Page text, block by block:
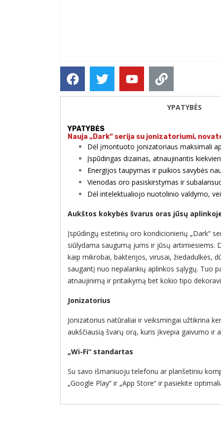
YPATYBĖS
YPATYBĖS
Nauja „Dark“ serija su jonizatoriumi,
Dėl įmontuoto jonizatoriaus maksimali
Įspūdingas dizainas, atnaujinantis
Energijos taupymas ir puikios savybės
Vienodas oro pasiskirstymas ir
Dėl intelektualiojo nuotolinio valdymo,
Aukštos kokybės švarus oras jūsų
Įspūdingų estetinių oro kondicionierių „Dark“
siūlydama saugumą jums ir jūsų
kaip mikrobai, bakterijos, virusai, žiedadulkės,
saugantį nuo nepalankių aplinkos sąlygų. Tuo
atnaujinimą ir pritaikymą bet kokio tipo
Jonizatorius
Jonizatorius natūraliai ir veiksmingai užtikrina
aukščiausią švarų orą, kuris įkvepia gaivumo
„Wi-Fi“ standartas
Su savo išmaniuoju telefonu ar planšetiniu
„Google Play“ ir „App Store“ ir pasiekite